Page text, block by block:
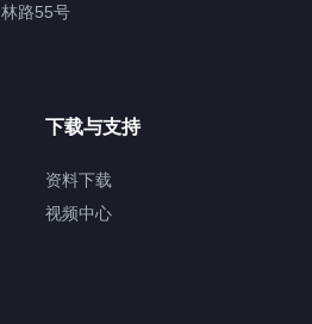
路55号
下载与支持
资料下载
视频中心